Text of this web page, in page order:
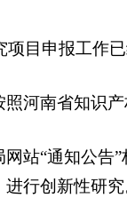
项目申报工作
河南省知识
站“通知公
进行创新性研